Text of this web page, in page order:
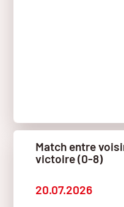
Match entre
victoire (0-8)
20.07.2026